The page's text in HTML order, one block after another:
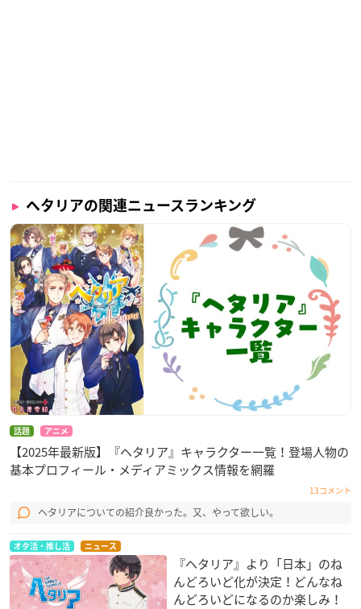
【注意事項】
※整理券はご入場を保証するものであり、物販ご購入を保証す
るものではございません。商品がなくなり次第、ご希望の商品
をお買い求めいただけない場合もございますので、あらかじめ
ご了承ください。
※整理券１枚につき1入場1会計のご案内とさせていただきま
す。
※整理券について、お一人様で複数枚のお受け取りが発覚した
場合は整理券入場をお断りさせていただく場合がございます。
※整理券は会計時に回収させていただきます。
※整列後のお連れ様との合流はご遠慮ください。
※配布時にいらっしゃらないお連れ様の分は、整理券をお配り
することが出来ませんのでご了承ください。
※整理券をお持ちのお客様の入場が終了いたしましたら、フリ
※シャッフル抽選入場後も整理券を再度配布する場合がござい
※当日の状況によってはご入場いただけない場合がございま
す。
ヘタリアの関連ニュースランキング
話題 アニメ
【2025年最新版】『ヘタリア』キャラクター一覧！登場人物の
基本プロフィール・メディアミックス情報を網羅
13コメント
ヘタリアについての紹介良かった。又、やって欲しい。
オタ活・推し活 ニュース
『ヘタリア』より「日本」のね
んどろいど化が決定！どんなね
んどろいどになるのか楽しみ！